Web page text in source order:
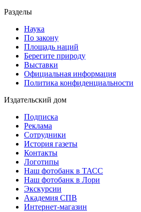
Разделы
Наука
По закону
Площадь наций
Берегите природу
Выставки
Официальная информация
Политика конфиденциальности
Издательский дом
Подписка
Реклама
Сотрудники
История газеты
Контакты
Логотипы
Наш фотобанк в ТАСС
Наш фотобанк в Лори
Экскурсии
Академия СПВ
Интернет-магазин